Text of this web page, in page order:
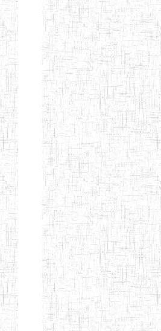
Etablissements
d'enseignement
normal
ENI
Chercher:
Effacer les filtres
Denomination
Type